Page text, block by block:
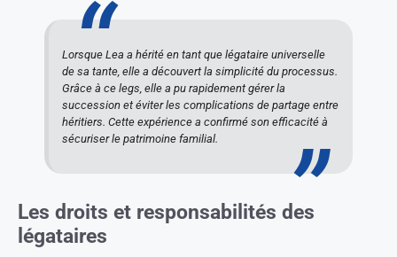
Lorsque Lea a hérité en tant que légataire universelle
de sa tante, elle a découvert la simplicité du processus.
Grâce à ce legs, elle a pu rapidement gérer la
succession et éviter les complications de partage entre
héritiers. Cette expérience a confirmé son efficacité à
sécuriser le patrimoine familial.
Les droits et responsabilités des
légataires